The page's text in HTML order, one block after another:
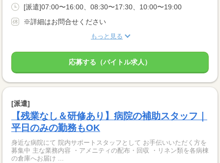
[派遣]07:00〜16:00、08:30〜17:30、10:00〜19:00
※詳細はお問合せください
もっと見る
応募する（バイトル求人）
[派遣]
【残業なし＆研修あり】病院の補助スタッフ｜
平日のみの勤務もOK
身近な病院にて 院内サポートスタッフとして お手伝いいただく方を
募集中 主な業務内容 ・アメニティの配布・回収 ・リネン類を各病棟
の倉庫へお届け ...